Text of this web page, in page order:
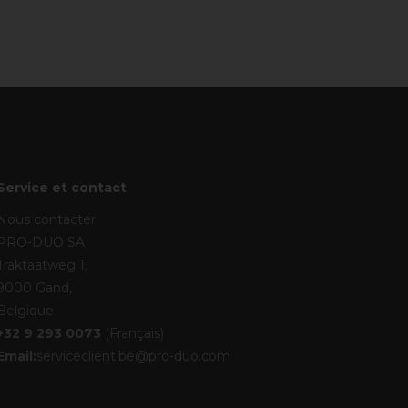
et contact
contacter
DUO SA
1,
Gand,
9 293 0073 (Français)
serviceclient.be@pro-duo.com